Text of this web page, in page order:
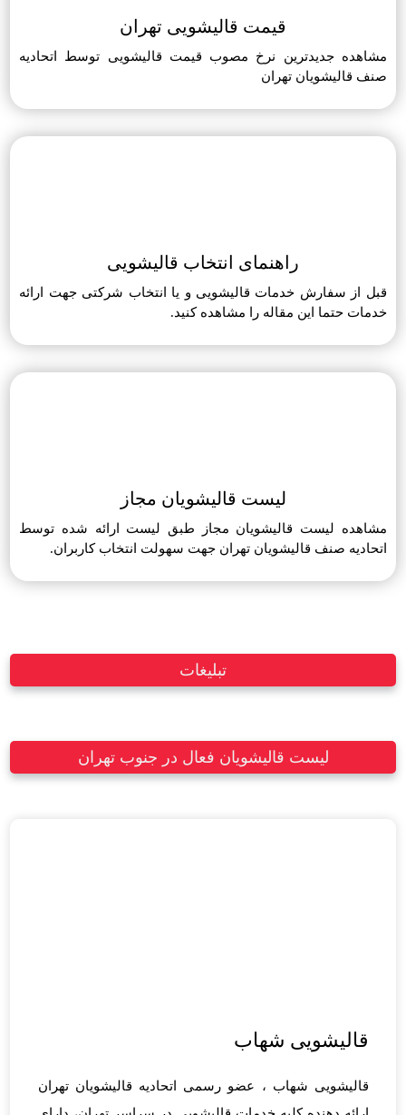
قیمت قالیشویی تهران
مشاهده جدیدترین نرخ مصوب قیمت قالیشویی توسط اتحادیه
صنف قالیشویان تهران
راهنمای انتخاب قالیشویی
قبل از سفارش خدمات قالیشویی و یا انتخاب شرکتی جهت ارائه
خدمات حتما این مقاله را مشاهده کنید.
لیست قالیشویان مجاز
مشاهده لیست قالیشویان مجاز طبق لیست ارائه شده توسط
اتحادیه صنف قالیشویان تهران جهت سهولت انتخاب کاربران.
تبلیغات
لیست قالیشویان فعال در جنوب تهران
قالیشویی شهاب
قالیشویی شهاب ، عضو رسمی اتحادیه قالیشویان تهران